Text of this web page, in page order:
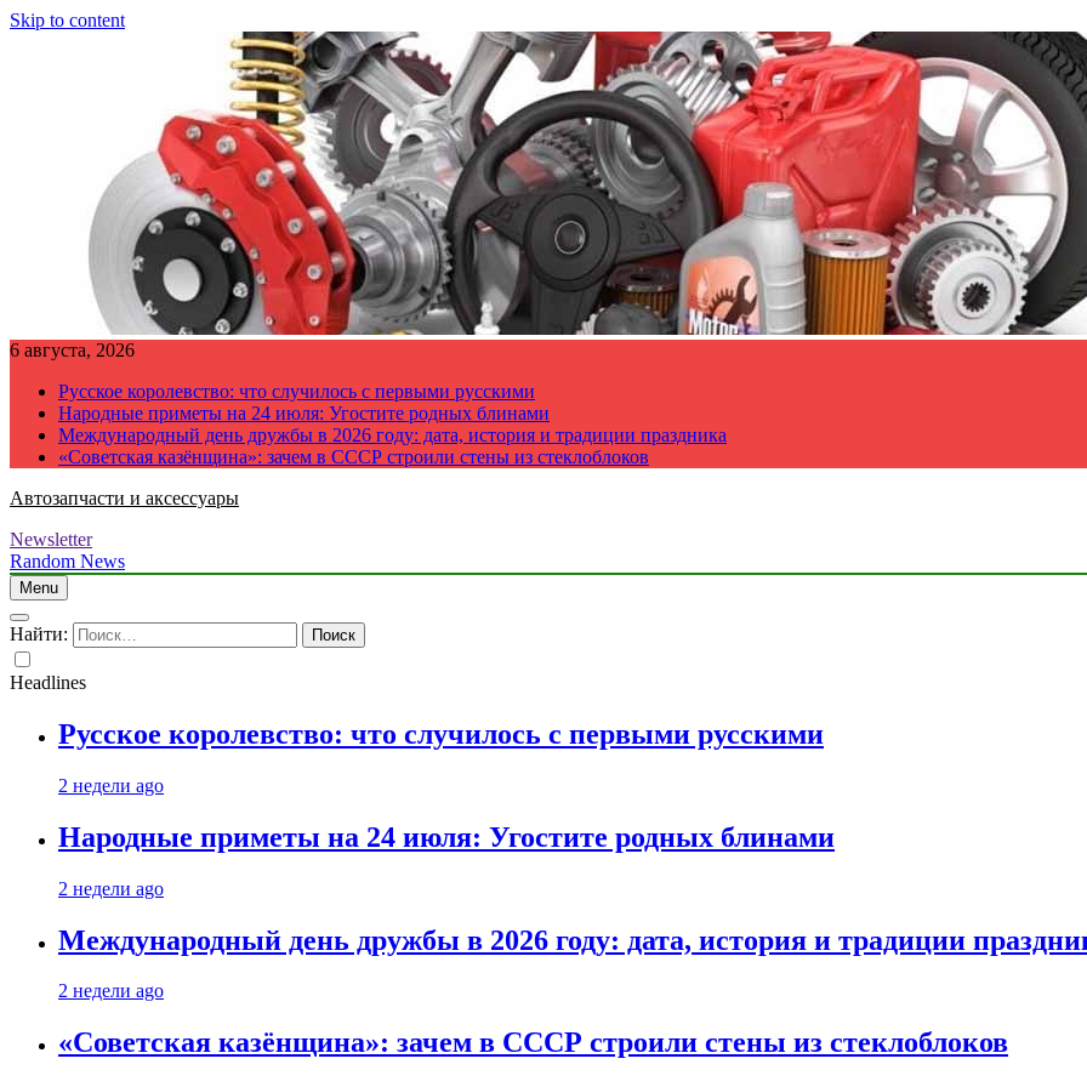
Skip to content
6 августа, 2026
Русское королевство: что случилось с первыми русскими
Народные приметы на 24 июля: Угостите родных блинами
Международный день дружбы в 2026 году: дата, история и традиции праздника
«Советская казёнщина»: зачем в СССР строили стены из стеклоблоков
Автозапчасти и аксессуары
Newsletter
Random News
Menu
Найти:
Headlines
Русское королевство: что случилось с первыми русскими
2 недели ago
Народные приметы на 24 июля: Угостите родных блинами
2 недели ago
Международный день дружбы в 2026 году: дата, история и традиции
2 недели ago
«Советская казёнщина»: зачем в СССР строили стены из стеклоблоков